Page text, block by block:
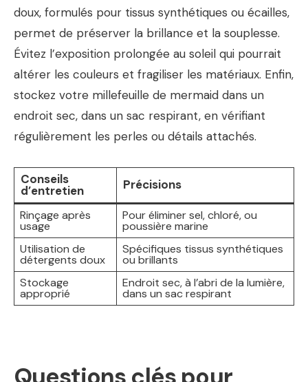
doux, formulés pour tissus synthétiques ou écailles,
permet de préserver la brillance et la souplesse.
Évitez l’exposition prolongée au soleil qui pourrait
altérer les couleurs et fragiliser les matériaux. Enfin,
stockez votre millefeuille de mermaid dans un
endroit sec, dans un sac respirant, en vérifiant
régulièrement les perles ou détails attachés.
Conseils
d’entretien Précisions
Rinçage après
usage
Pour éliminer sel, chloré, ou
poussière marine
Utilisation de
détergents doux
Spécifiques tissus synthétiques
ou brillants
Stockage
approprié
Endroit sec, à l’abri de la lumière,
dans un sac respirant